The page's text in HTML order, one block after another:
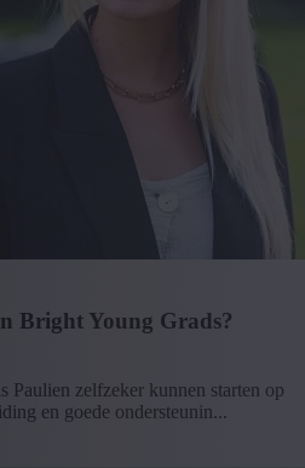
Bright Young Grads?
zelfzeker kunnen starten op
en goede ondersteunin...